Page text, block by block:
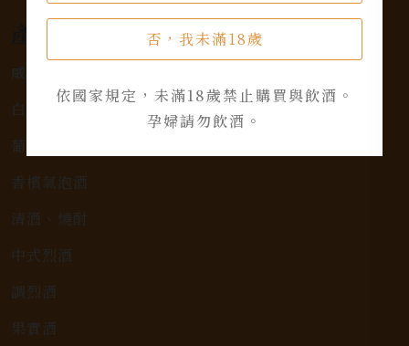
否，我未滿18歲
依國家規定，未滿18歲禁止購買與飲酒。
孕婦請勿飲酒。
威士忌
白蘭地
葡萄酒
香檳氣泡酒
清酒、燒酎
中式烈酒
調烈酒
果實酒